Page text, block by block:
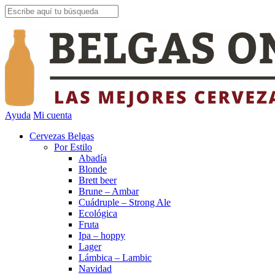
Ayuda Mi cuenta
Cervezas Belgas
Por Estilo
Abadía
Blonde
Brett beer
Brune – Ambar
Cuádruple – Strong Ale
Ecológica
Fruta
Ipa – hoppy
Lager
Lámbica – Lambic
Navidad